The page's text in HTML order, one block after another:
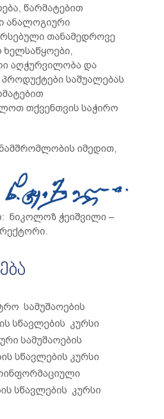
წარმატებით
ანალოგიური
თანამედროვე
აღჭურვილობა და
საშუალებას
თქვენთვის საჭირო
იმედით,
ნიკოლოზ ჭეიშვილი –
სამუშაოების
სწავლების კურსი
სამუშაოების
სწავლების კურსი
სწავლების კურსი